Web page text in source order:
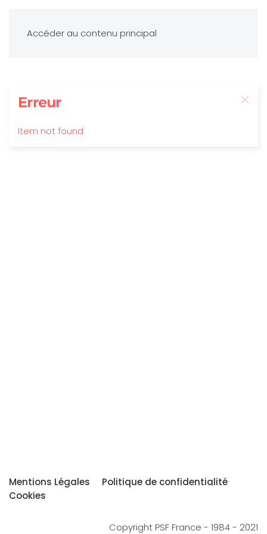
Accéder au contenu principal
Erreur
Item not found
Mentions Légales
Politique de confidentialité
Cookies
Copyright PSF France - 1984 - 2021